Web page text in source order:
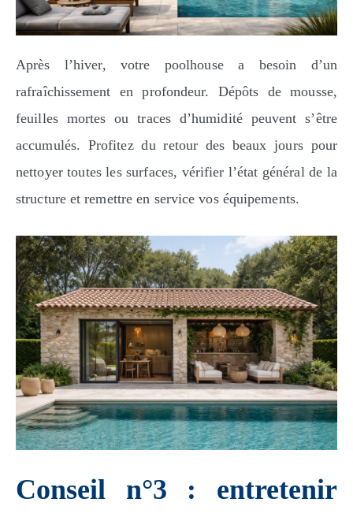
Après l’hiver, votre poolhouse a besoin d’un
rafraîchissement en profondeur. Dépôts de mousse,
feuilles mortes ou traces d’humidité peuvent s’être
accumulés. Profitez du retour des beaux jours pour
nettoyer toutes les surfaces, vérifier l’état général de la
structure et remettre en service vos équipements.
Conseil n°3 : entretenir